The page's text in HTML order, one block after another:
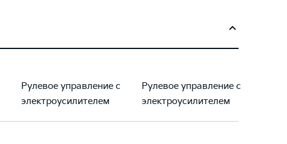
Рулевое управление с
электроусилителем
Рулевое управление с
электроусилителем